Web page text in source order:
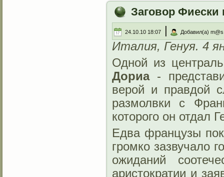
Заговор Фиески
24.10.10 18:07 | Добавил(а) m@s
Италия, Генуя. 4
Одной из
Дориа-
верой и правдой
размолвки с
которого он отдал
Едва французы
громко зазвучало
ожиданий
аристократии и